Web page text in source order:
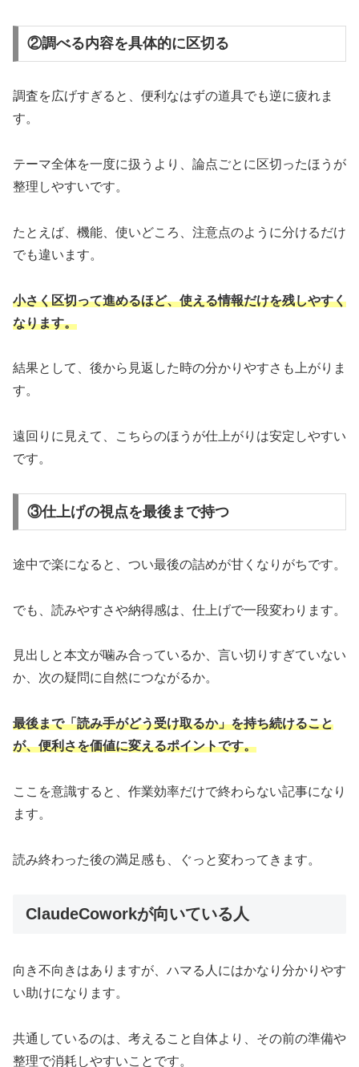
②調べる内容を具体的に区切る
調査を広げすぎると、便利なはずの道具でも逆に疲れま
す。
テーマ全体を一度に扱うより、論点ごとに区切ったほうが
整理しやすいです。
たとえば、機能、使いどころ、注意点のように分けるだけ
でも違います。
小さく区切って進めるほど、使える情報だけを残しやすく
なります。
結果として、後から見返した時の分かりやすさも上がりま
す。
遠回りに見えて、こちらのほうが仕上がりは安定しやすい
です。
③仕上げの視点を最後まで持つ
途中で楽になると、つい最後の詰めが甘くなりがちです。
でも、読みやすさや納得感は、仕上げで一段変わります。
見出しと本文が噛み合っているか、言い切りすぎていない
か、次の疑問に自然につながるか。
最後まで「読み手がどう受け取るか」を持ち続けること
が、便利さを価値に変えるポイントです。
ここを意識すると、作業効率だけで終わらない記事になり
ます。
読み終わった後の満足感も、ぐっと変わってきます。
ClaudeCoworkが向いている人
向き不向きはありますが、ハマる人にはかなり分かりやす
い助けになります。
共通しているのは、考えること自体より、その前の準備や
整理で消耗しやすいことです。